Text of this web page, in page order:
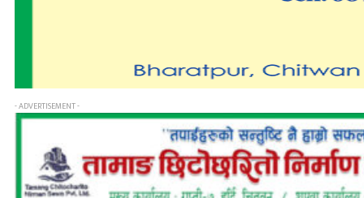
- ADVERTISEMENT -